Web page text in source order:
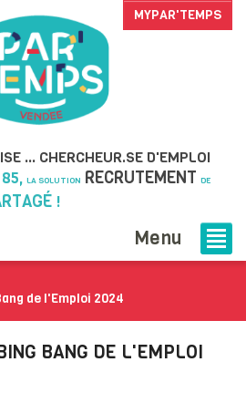
MYPAR'TEMPS
... CHERCHEUR.SE D'EMPLOI
LA SOLUTION RECRUTEMENT DE
!
Menu
de l'Emploi 2024
BANG DE L'EMPLOI